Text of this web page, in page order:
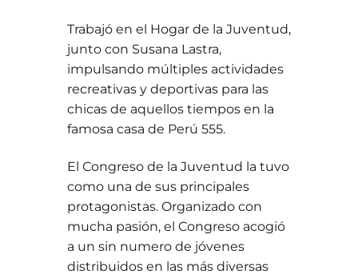
Trabajó en el Hogar de la Juventud,
junto con Susana Lastra,
impulsando múltiples actividades
recreativas y deportivas para las
chicas de aquellos tiempos en la
famosa casa de Perú 555.
El Congreso de la Juventud la tuvo
como una de sus principales
protagonistas. Organizado con
mucha pasión, el Congreso acogió
a un sin numero de jóvenes
distribuidos en las más diversas